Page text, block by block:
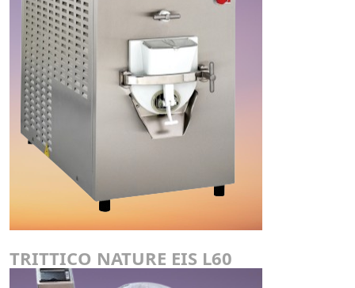
TRITTICO NATURE EIS L60